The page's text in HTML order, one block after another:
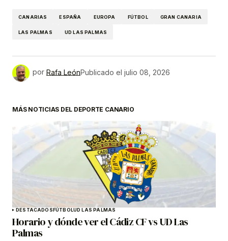
CANARIAS ESPAÑA EUROPA FÚTBOL GRAN CANARIA
LAS PALMAS UD LAS PALMAS
por Rafa LeónPublicado el julio 08, 2026
MÁS NOTICIAS DEL DEPORTE CANARIO
DESTACADOSFÚTBOLUD LAS PALMAS
Horario y dónde ver el Cádiz CF vs UD Las
Palmas